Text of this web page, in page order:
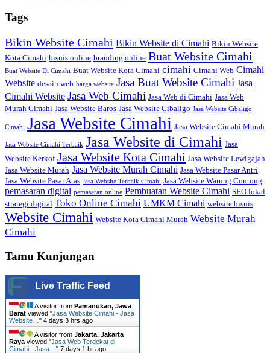
Tags
Bikin Website Cimahi Bikin Website di Cimahi Bikin Website
Kota Cimahi bisnis online branding online Buat Website Cimahi
Buat Website Di Cimahi Buat Website Kota Cimahi cimahi Cimahi Web Cimahi
Website desain web harga website Jasa Buat Website Cimahi Jasa
Cimahi Website Jasa Web Cimahi Jasa Web di Cimahi Jasa Web
Murah Cimahi Jasa Website Baros Jasa Website Cibaligo Jasa Website Cibaligo
Cimahi Jasa Website Cimahi Jasa Website Cimahi Murah
Jasa Website Cimahi Terbaik Jasa Website di Cimahi Jasa
Website Kerkof Jasa Website Kota Cimahi Jasa Website Lewigajah
Jasa Website Murah Jasa Website Murah Cimahi Jasa Website Pasar Antri
Jasa Website Pasar Atas Jasa Website Terbaik Cimahi Jasa Website Warung Contong
pemasaran digital pemasaran online Pembuatan Website Cimahi SEO lokal
strategi digital Toko Online Cimahi UMKM Cimahi website bisnis
Website Cimahi Website Kota Cimahi Murah Website Murah
Cimahi
Tamu Kunjungan
Live Traffic Feed
A visitor from Pamanukan, Jawa
Barat viewed "Jasa Website Cimahi - Jasa
Website… " 4 days 3 hrs ago
A visitor from Jakarta, Jakarta
Raya viewed "Jasa Web Terdekat di
Cimahi - Jasa… " 7 days 1 hr ago